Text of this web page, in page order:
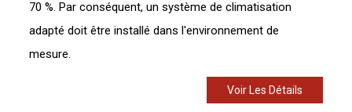
70 %. Par conséquent, un système de climatisation
adapté doit être installé dans l'environnement de
mesure.
Voir Les Détails